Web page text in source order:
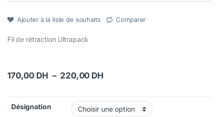
Ajouter à la liste de souhaits Comparer
Fil de rétraction Ultrapack
170,00 DH – 220,00 DHPlage de prix : 170,00 DH à
Désignation